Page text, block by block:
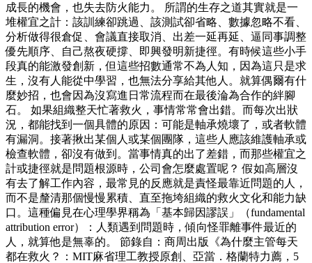
成長的機會，也失去防火能力。 所謂的生存之道其實就是一
堆權宜之計：該訓練卻跳過、該測試卻省略、數據忽略不看、
分析做得很倉促、會議直接取消、出差一延再延、逼同事調整
優先順序、自己熬夜硬撐、即興發明新捷徑。有時候這些小手
段真的能激發創新，但這些招數通常不為人知，因為這只是求
生，沒有人能從中學習，也無法分享給其他人。就算偶爾有什
麼妙招，也會因為沒寫進日常流程而在最後淪為合作的絆腳
石。 如果組織整天忙著救火，事情常常會出錯。而每次出狀
況，都能找到一個具體的原因：可能是軸承燒壞了，或者軟體
有漏洞。接著揪出某個人或某個團隊，這些人應該維護軸承或
檢查軟體，卻沒有做到。當事情真的出了差錯，而那些權宜之
計或捷徑就是問題根源時，公司會怎麼處置呢？ 假如高層沒
有去了解工作內容，最常見的反應就是責怪最靠近問題的人，
而不是釐清那個慢慢累積、直至拖垮組織的救火文化和能力缺
口。這種偏見在心理學界稱為「基本歸因謬誤」（fundamental
attribution error）：人類遇到問題時，傾向怪罪離事件最近的
人，就算他是無辜的。 節錄自：商周出版《為什麼主管每天
都在救火？：MIT麻省理工教授原創、亞當．格蘭特力薦，5